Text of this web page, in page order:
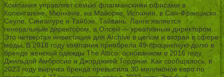
Компания управляет семью флагманскими офисами в
Копенгагене, Мюнхене, на Майорке, Испания, в Сан-Франциско,
Сеуле, Сингапуре и Тайбэе, Тайвань. Ланге является
генеральным директором, а Олсен — креативным директором.
Это четвертая инвестиция для Archive в целом и вторая в сфере
моды. В 2018 году компания приобрела 49-процентную долю в
бренде женской одежды The Attico, основанном в 2016 году
Джильдой Амбросио и Джорджией Тордини. Как сообщалось, в
2023 году выручка бренда превысила 30 миллионов евро по